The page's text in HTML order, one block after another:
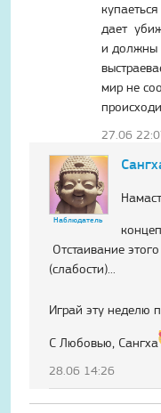
дает
и должны
мир не
27.06
Наблюдатель
Отстаивание
(слабости)...
Играй эту неделю
С Любовью, Сангха
28.06 14:26